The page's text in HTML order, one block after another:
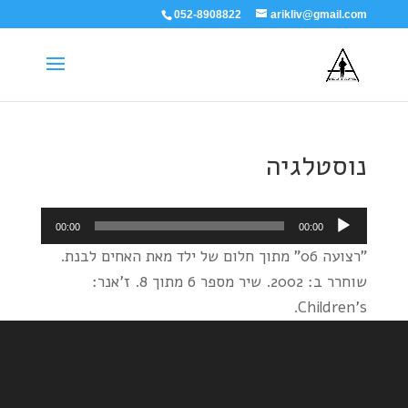
052-8908822 arikliv@gmail.com
נוסטלגיה
אודיו
00:00
00:00
"רצועה 06" מתוך חלום של ילד מאת האחים לבנת.
שוחרר ב: 2002. שיר מספר 6 מתוך 8. ז'אנר:
Children's.